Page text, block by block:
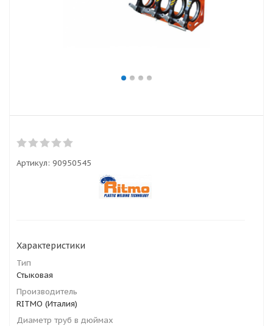
Артикул: 90950545
Характеристики
Тип
Стыковая
Производитель
RITMO (Италия)
Диаметр труб в дюймах